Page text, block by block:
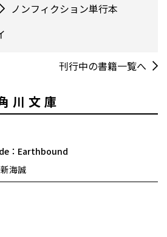
ノンフィクション単行本
刊行中の書籍一覧へ
川文庫
：Earthbound
海誠